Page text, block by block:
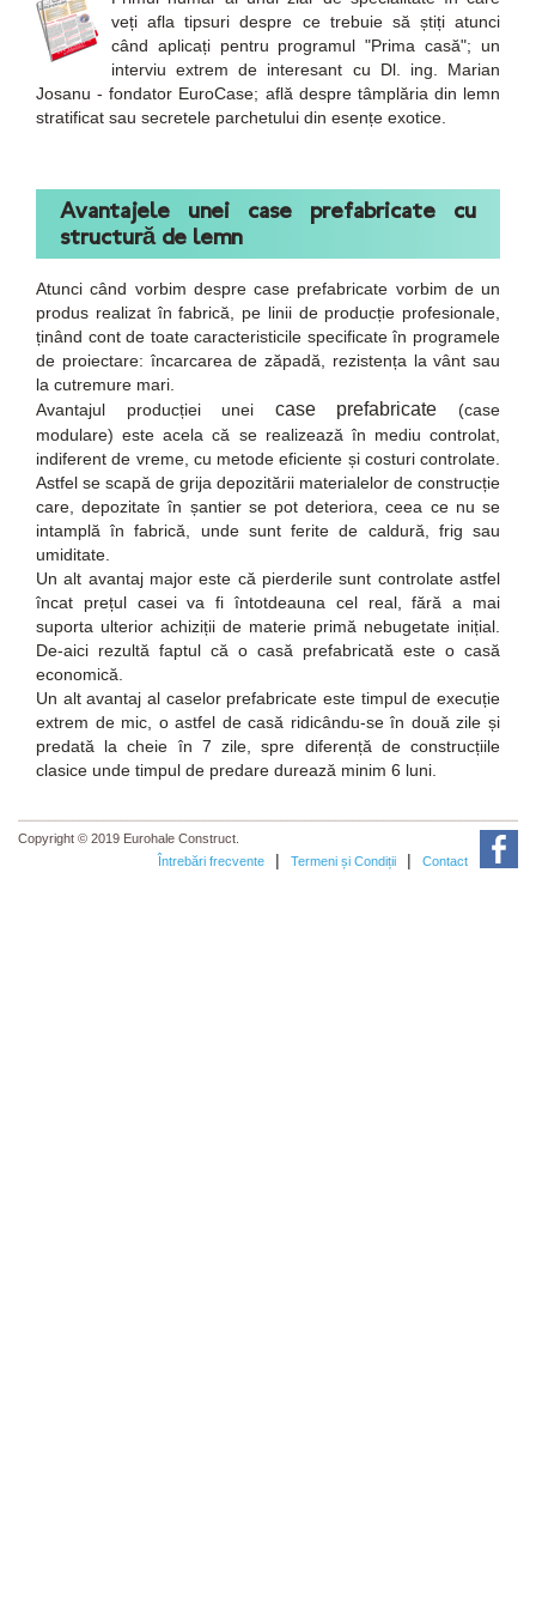
veți afla tipsuri despre ce trebuie să știți atunci
când aplicați pentru programul "Prima casă"; un
interviu extrem de interesant cu Dl. ing. Marian
Josanu - fondator EuroCase; află despre tâmplăria din lemn
stratificat sau secretele parchetului din esențe exotice.
Avantajele unei case prefabricate cu
structură de lemn
Atunci când vorbim despre case prefabricate vorbim de un
produs realizat în fabrică, pe linii de producție profesionale,
ținând cont de toate caracteristicile specificate în programele
de proiectare: încarcarea de zăpadă, rezistența la vânt sau
la cutremure mari.
Avantajul producției unei case prefabricate (case
modulare) este acela că se realizează în mediu controlat,
indiferent de vreme, cu metode eficiente și costuri controlate.
Astfel se scapă de grija depozitării materialelor de construcție
care, depozitate în șantier se pot deteriora, ceea ce nu se
intamplă în fabrică, unde sunt ferite de caldură, frig sau
umiditate.
Un alt avantaj major este că pierderile sunt controlate astfel
încat prețul casei va fi întotdeauna cel real, fără a mai
suporta ulterior achiziții de materie primă nebugetate inițial.
De-aici rezultă faptul că o casă prefabricată este o casă
economică.
Un alt avantaj al caselor prefabricate este timpul de execuție
extrem de mic, o astfel de casă ridicându-se în două zile și
predată la cheie în 7 zile, spre diferență de construcțiile
clasice unde timpul de predare durează minim 6 luni.
Copyright © 2019 Eurohale Construct.
Întrebări frecvente
| Termeni și Condiții | Contact